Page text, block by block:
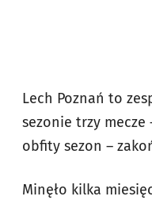
Lech Poznań to
sezonie trzy
obfity sezon –
Minęło kilka